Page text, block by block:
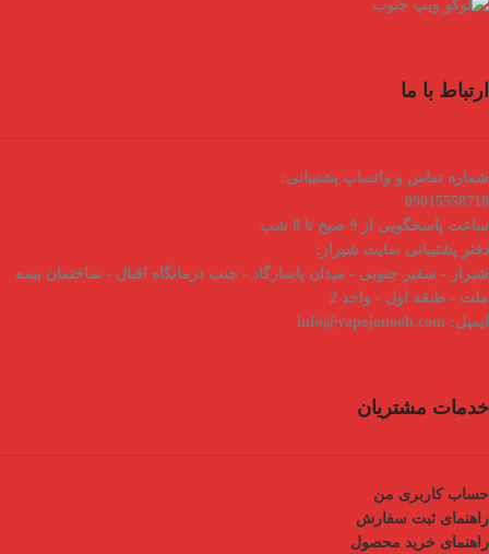
ارتباط با ما
شماره تماس و واتساپ پشتیبانی:
09015558718
ساعت پاسخگویی از 9 صبح تا 8 شب
دفتر پشتیبانی سایت شیراز:
شیراز - سفیر جنوبی - میدان پاسارگاد - جنب درمانگاه اقبال - ساختمان بیمه
ملت - طبقه اول - واحد 2
ایمیل:
خدمات مشتریان
حساب کاربری من
راهنمای ثبت سفارش
راهنمای خرید محصول